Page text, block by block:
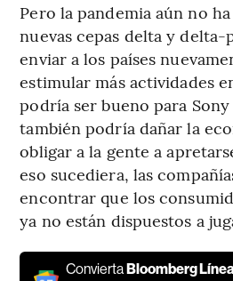
Pero la pandemia aún no
nuevas cepas delta y delta-
enviar a los países
estimular más actividades
podría ser bueno para
también podría dañar la
obligar a la gente a
eso sucediera, las
encontrar que los
ya no están dispuestos a
ConviertaBloomberg